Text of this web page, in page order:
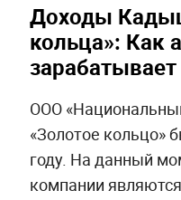
Доходы
кольца»: Как
ООО
«Золотое кольцо»
году. На данный
компании